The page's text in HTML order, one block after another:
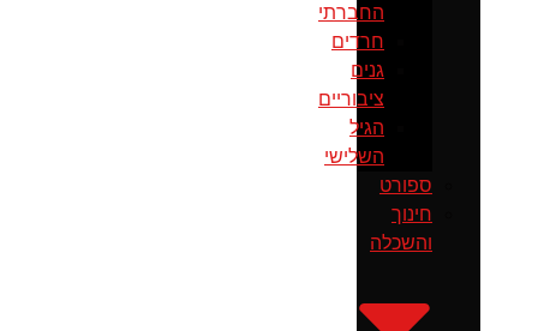
החברתי
חרדים
גנים
ציבוריים
הגיל
השלישי
ספורט
חינוך
והשכלה